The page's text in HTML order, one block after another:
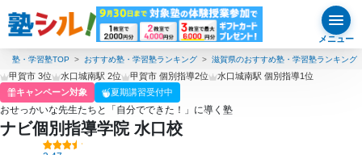
メニュー
塾・学習塾TOP おすすめ塾・学習塾ランキング 滋賀県のおすすめ塾・学習塾ランキング
甲賀市 3位 水口城南駅 2位 甲賀市 個別指導2位
水口城南駅 個別指導1位
キャンペーン対象
夏期講習受付中
おせっかいな先生たちと「自分でできた！」に導く塾
ナビ個別指導学院 水口校